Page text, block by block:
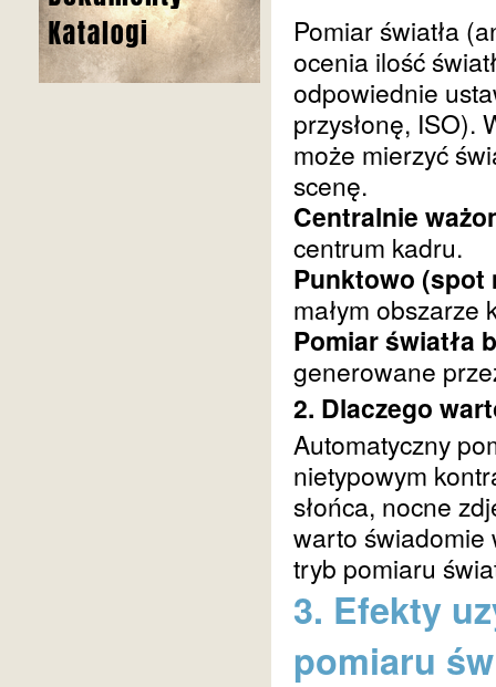
Pomiar światła
ocenia ilość
odpowiednie
przysłonę, ISO).
może mierzyć
scenę.
Centralnie
centrum kadru.
Punktowo (spot
małym obszarze
Pomiar światła
generowane
2. Dlaczego
Automatyczny
nietypowym
słońca, nocne
warto świadomie
tryb pomiaru
3. Efekty
pomiaru